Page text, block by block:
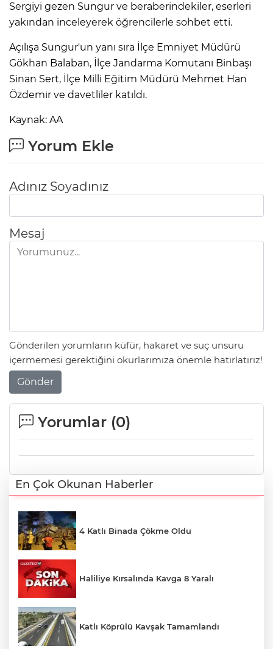
Sergiyi gezen Sungur ve beraberindekiler, eserleri
yakından inceleyerek öğrencilerle sohbet etti.
Açılışa Sungur'un yanı sıra İlçe Emniyet Müdürü
Gökhan Balaban, İlçe Jandarma Komutanı Binbaşı
Sinan Sert, İlçe Milli Eğitim Müdürü Mehmet Han
Özdemir ve davetliler katıldı.
Kaynak: AA
Yorum Ekle
Adınız Soyadınız
Mesaj
Gönderilen yorumların küfür, hakaret ve suç unsuru
içermemesi gerektiğini okurlarımıza önemle hatırlatırız!
Gönder
Yorumlar (0)
En Çok Okunan Haberler
4 Katlı Binada Çökme Oldu
Haliliye Kırsalında Kavga 8 Yaralı
Katlı Köprülü Kavşak Tamamlandı